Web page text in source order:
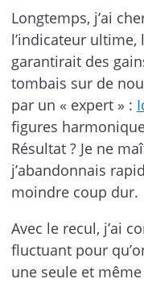
Longtemps, j’ai
l’indicateur
garantirait des
tombais sur de
par un « expert » :
figures
Résultat ? Je ne
j’abandonnais
moindre coup dur.
Avec le recul, j’ai
fluctuant pour
une seule et